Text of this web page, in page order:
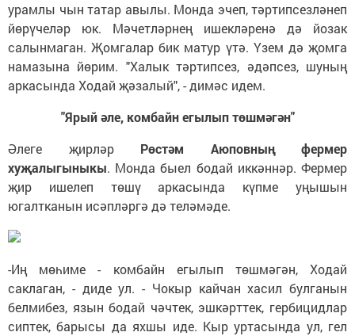
урамлы чын татар авылы. Монда эчеп, тәртипсезләнеп
йөрүчеләр юк. Мәчетләрнең ишекләренә дә йозак
салынмаган. Җомгалар бик матур үтә. Үзем дә җомга
намазына йөрим. "Халык тәртипсез, әдәпсез, шуның
аркасында Ходай җәзалый", - димәс идем.
"Ярый әле, комбайн егылып төшмәгән"
Әлеге җирләр Рөстәм Аюповның фермер
хуҗалыгыныкы. Монда быел бодай иккәннәр. Фермер
җир ишелеп төшү аркасында күпме уңышын
югалтканын исәпләргә дә теләмәде.
-Иң мөһиме - комбайн егылып төшмәгән, Ходай
саклаган, - диде ул. - Чокыр кайчан хасил булганын
белмибез, язын бодай чәчтек, эшкәрттек, гербицидлар
сиптек, барысы да яхшы иде. Кыр уртасында ул, гел